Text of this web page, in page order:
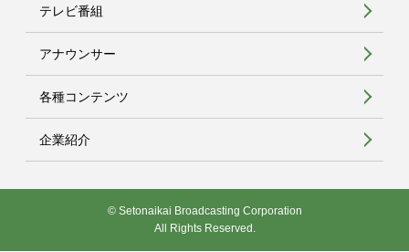
テレビ番組
アナウンサー
各種コンテンツ
企業紹介
© Setonaikai Broadcasting Corporation
All Rights Reserved.